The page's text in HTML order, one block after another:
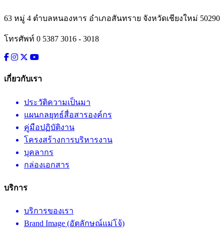
63 หมู่ 4 ตำบลหนองหาร อำเภอสันทราย จังหวัดเชียงใหม่ 50290
โทรศัพท์ 0 5387 3016 - 3018
เกี่ยวกับเรา
ประวัติความเป็นมา
แผนกลยุทธ์สื่อสารองค์กร
คู่มือปฏิบัติงาน
โครงสร้างการบริหารงาน
บุคลากร
กล่องเอกสาร
บริการ
บริการของเรา
Brand Image (อัตลักษณ์แม่โจ้)